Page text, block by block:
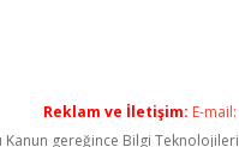
Reklam ve İletişim: E-mail:
Kanun gereğince Bilgi